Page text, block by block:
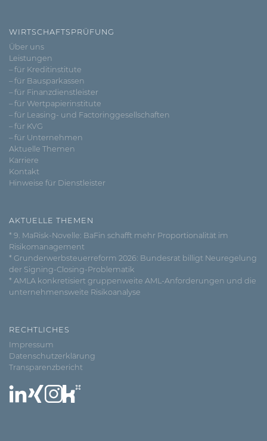
WIRTSCHAFTSPRÜFUNG
Über uns
Leistungen
– für Kreditinstitute
– für Bausparkassen
– für Finanzdienstleister
– für Wertpapierinstitute
– für Leasing- und Factoringgesellschaften
– für KVG
– für Unternehmen
Aktuelle Themen
Karriere
Kontakt
Hinweise für Dienstleister
AKTUELLE THEMEN
* 9. MaRisk-Novelle: BaFin schafft mehr Proportionalität im
Risikomanagement
* Grunderwerbsteuerreform 2026: Bundesrat billigt Neuregelung
der Signing-Closing-Problematik
* AMLA konkretisiert gruppenweite AML-Anforderungen und die
unternehmensweite Risikoanalyse
RECHTLICHES
Impressum
Datenschutzerklärung
Transparenzbericht